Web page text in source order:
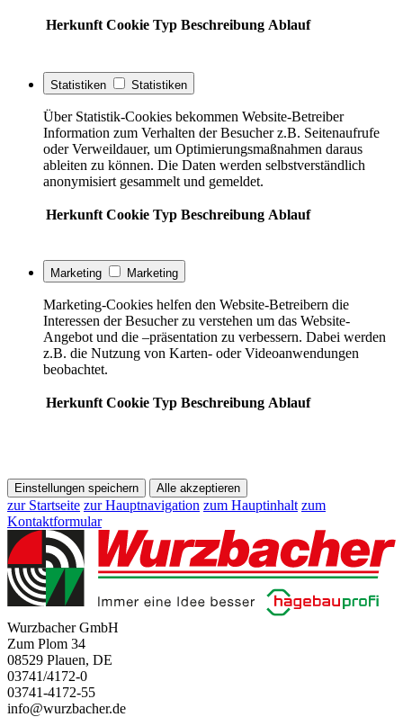
Herkunft Cookie Typ Beschreibung Ablauf
Statistiken Statistiken
Über Statistik-Cookies bekommen Website-Betreiber
Information zum Verhalten der Besucher z.B. Seitenaufrufe
oder Verweildauer, um Optimierungsmaßnahmen daraus
ableiten zu können. Die Daten werden selbstverständlich
anonymisiert gesammelt und gemeldet.
Herkunft Cookie Typ Beschreibung Ablauf
Marketing Marketing
Marketing-Cookies helfen den Website-Betreibern die
Interessen der Besucher zu verstehen um das Website-
Angebot und die –präsentation zu verbessern. Dabei werden
z.B. die Nutzung von Karten- oder Videoanwendungen
beobachtet.
Herkunft Cookie Typ Beschreibung Ablauf
Einstellungen speichern Alle akzeptieren
zur Startseite zur Hauptnavigation zum Hauptinhalt zum
Kontaktformular
Wurzbacher GmbH
Zum Plom 34
08529 Plauen, DE
03741/4172-0
03741-4172-55
info@wurzbacher.de